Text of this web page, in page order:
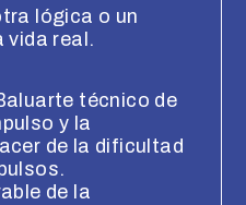
lógica o un
vida real.
técnico de
y la
de la dificultad
de la